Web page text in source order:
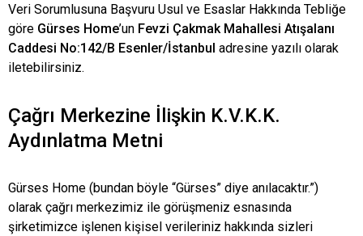
Veri Sorumlusuna Başvuru Usul ve Esaslar Hakkında Tebliğe
göre Gürses Home’un Fevzi Çakmak Mahallesi Atışalanı
Caddesi No:142/B Esenler/İstanbul adresine yazılı olarak
iletebilirsiniz.
Çağrı Merkezine İlişkin K.V.K.K.
Aydınlatma Metni
Gürses Home (bundan böyle “Gürses” diye anılacaktır.”)
olarak çağrı merkezimiz ile görüşmeniz esnasında
şirketimizce işlenen kişisel verileriniz hakkında sizleri